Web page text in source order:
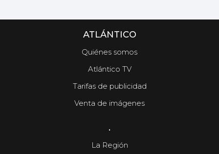
ATLÁNTICO
Quiénes somos
Atlántico TV
Tarifas de publicidad
Venta de imágenes
.
La Región